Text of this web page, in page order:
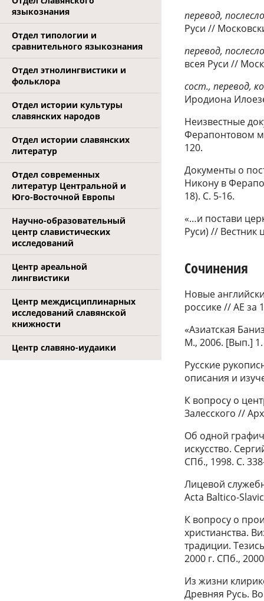
языкознания
Отдел типологии и
сравнительного языкознания
Отдел этнолингвистики и
фольклора
Отдел истории культуры
славянских народов
Отдел истории славянских
литератур
Отдел современных
литератур Центральной и
Юго-Восточной Европы
Научно-образовательный
центр славистических
исследований
Центр ареальной
лингвистики
Центр междисциплинарных
исследований славянской
книжности
Центр славяно-иудаики
перевод,
Руси //
перевод,
всея Руси //
сост., перевод,
Иродиона
Неизвестные
Ферапонтовом
120.
Документы о
Никону в
18). С. 5-16.
«…и постави
Руси) // Вестник
Сочинения
Новые
россике // АЕ за
«Азиатская
М., 2006. [Вып.]
Русские
описания и
К вопросу о
Залесского //
Об одной
искусство.
СПб., 1998. С.
Лицевой
Acta Baltico-
К вопросу о
христианства.
традиции.
2000 г. СПб.,
Из жизни
Древняя Русь.